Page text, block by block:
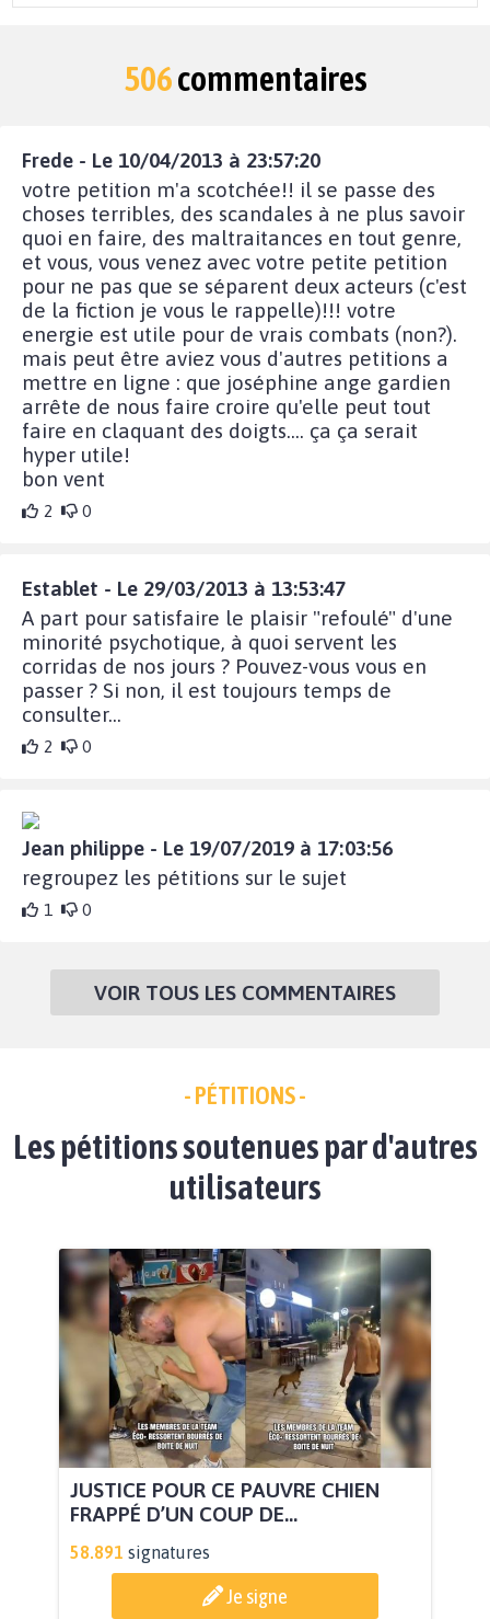
506commentaires
Frede - Le 10/04/2013 à 23:57:20
votre petition m'a scotchée!! il se passe des
choses terribles, des scandales à ne plus savoir
quoi en faire, des maltraitances en tout genre,
et vous, vous venez avec votre petite petition
pour ne pas que se séparent deux acteurs (c'est
de la fiction je vous le rappelle)!!! votre
energie est utile pour de vrais combats (non?).
mais peut être aviez vous d'autres petitions a
mettre en ligne : que joséphine ange gardien
arrête de nous faire croire qu'elle peut tout
faire en claquant des doigts.... ça ça serait
hyper utile!
bon vent
2 0
Establet - Le 29/03/2013 à 13:53:47
A part pour satisfaire le plaisir "refoulé" d'une
minorité psychotique, à quoi servent les
corridas de nos jours ? Pouvez-vous vous en
passer ? Si non, il est toujours temps de
consulter...
2 0
Jean philippe - Le 19/07/2019 à 17:03:56
regroupez les pétitions sur le sujet
1 0
VOIR TOUS LES COMMENTAIRES
- PÉTITIONS -
Les pétitions soutenues par d'autres
utilisateurs
JUSTICE POUR CE PAUVRE CHIEN
FRAPPÉ D’UN COUP DE...
58.891 signatures
Je signe